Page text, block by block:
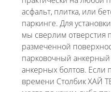
асфальт, плитка, или
паркинге. Для
мы сверлим отверстия
размеченной
парковочный
анкерных болтов. Если
времени Столбик ХАЙ